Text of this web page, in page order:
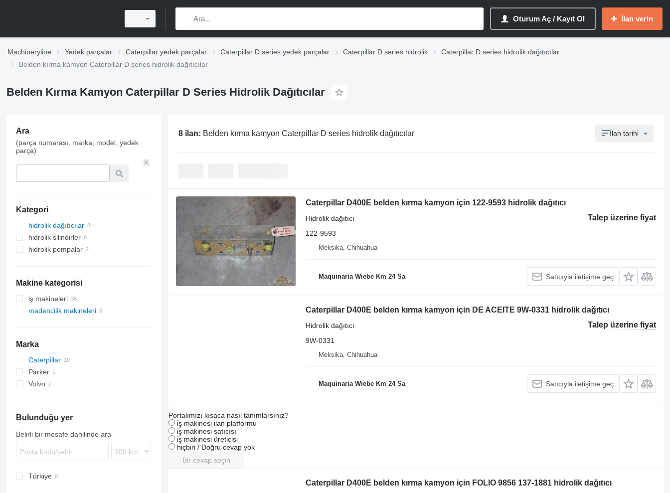
Oturum Aç / Kayıt Ol İlan verin
Machineryline Yedek parçalar Caterpillar yedek parçalar Caterpillar D series yedek parçalar Caterpillar D series hidrolik
Caterpillar D series hidrolik dağıtıcılar
Belden kırma kamyon Caterpillar D series hidrolik dağıtıcılar
Belden Kırma Kamyon Caterpillar D Series Hidrolik Dağıtıcılar
Ara
(parça numarası, marka, model, yedek
parça)
Kategori
hidrolik dağıtıcılar
hidrolik silindirler
hidrolik pompalar
Makine kategorisi
iş makineleri
ekskavatörler
madencilik makineleri
Marka
Caterpillar
D series
D400
Parker
Volvo
Bulunduğu yer
Belirli bir mesafe dahilinde ara
Türkiye
8 ilan: Belden kırma kamyon Caterpillar D series hidrolik dağıtıcılar İlan tarihi
Caterpillar D400E belden kırma kamyon için 122-9593 hidrolik dağıtıcı
Talep üzerine fiyat
Hidrolik dağıtıcı
122-9593
Meksika, Chihuahua
Maquinaria Wiebe Km 24 Sa Satıcıyla iletişime geç
Caterpillar D400E belden kırma kamyon için DE ACEITE 9W-0331 hidrolik dağıtıcı
Talep üzerine fiyat
Hidrolik dağıtıcı
9W-0331
Meksika, Chihuahua
Maquinaria Wiebe Km 24 Sa Satıcıyla iletişime geç
Portalımızı kısaca nasıl tanımlarsınız?
i̇ş makinesi ilan platformu
i̇ş makinesi satıcısı
i̇ş makinesi üreticisi
hiçbiri / Doğru cevap yok
Bir cevap seçin
Caterpillar D400E belden kırma kamyon için FOLIO 9856 137-1881 hidrolik dağıtıcı